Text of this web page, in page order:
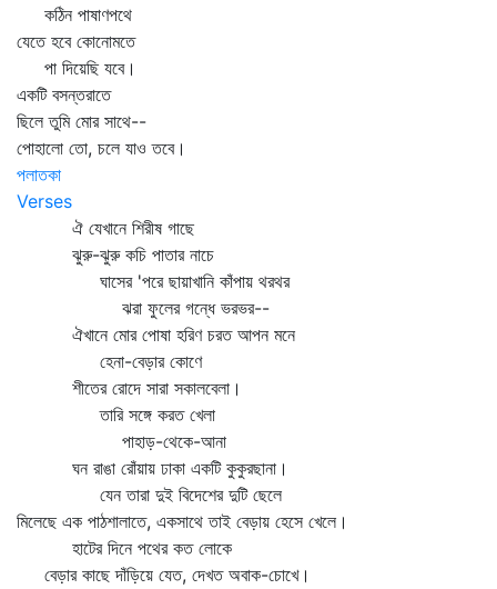
কঠিন পাষাণপথে
যেতে হবে কোনোমতে
পা দিয়েছি যবে।
একটি বসন্তরাতে
ছিলে তুমি মোর সাথে--
পোহালো তো, চলে যাও তবে।
পলাতকা
Verses
ঐ যেখানে শিরীষ গাছে
ঝুরু-ঝুরু কচি পাতার নাচে
ঘাসের 'পরে ছায়াখানি কাঁপায় থরথর
ঝরা ফুলের গন্ধে ভরভর--
ঐখানে মোর পোষা হরিণ চরত আপন মনে
হেনা-বেড়ার কোণে
শীতের রোদে সারা সকালবেলা।
তারি সঙ্গে করত খেলা
পাহাড়-থেকে-আনা
ঘন রাঙা রোঁয়ায় ঢাকা একটি কুকুরছানা।
যেন তারা দুই বিদেশের দুটি ছেলে
মিলেছে এক পাঠশালাতে, একসাথে তাই বেড়ায় হেসে খেলে।
হাটের দিনে পথের কত লোকে
বেড়ার কাছে দাঁড়িয়ে যেত, দেখত অবাক-চোখে।